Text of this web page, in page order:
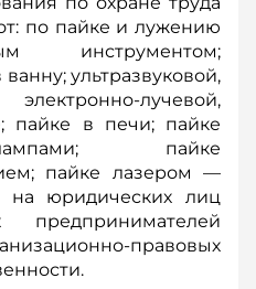
по пайке и лужению
инструментом;
ультразвуковой,
лучевой,
пайке в печи; пайке
пайке
пайке лазером —
на юридических лиц
предпринимателей
правовых